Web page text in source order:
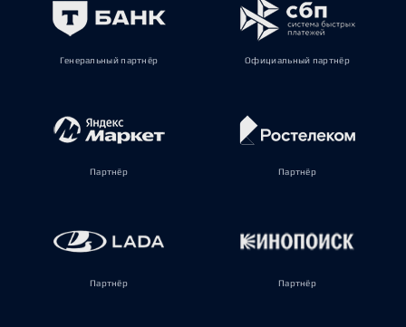
Генеральный партнёр Официальный партнёр
Партнёр Партнёр
Партнёр Партнёр